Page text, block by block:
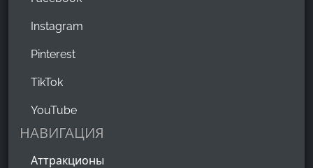
Instagram
Pinterest
TikTok
YouTube
НАВИГАЦИЯ
Аттракционы